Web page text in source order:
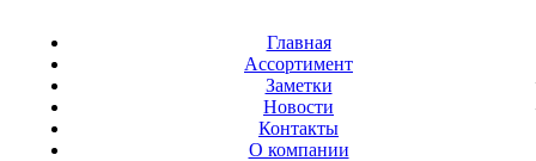
Главная
Ассортимент
Заметки
Новости
Контакты
О компании